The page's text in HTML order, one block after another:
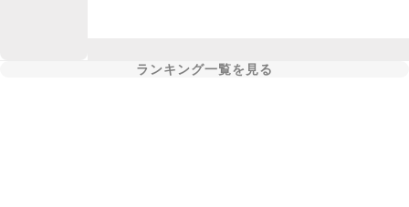
ランキング一覧を見る